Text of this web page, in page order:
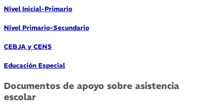
Nivel Inicial-Primario
Nivel Primario-Secundario
CEBJA y CENS
Educación Especial
Documentos de apoyo sobre asistencia
escolar